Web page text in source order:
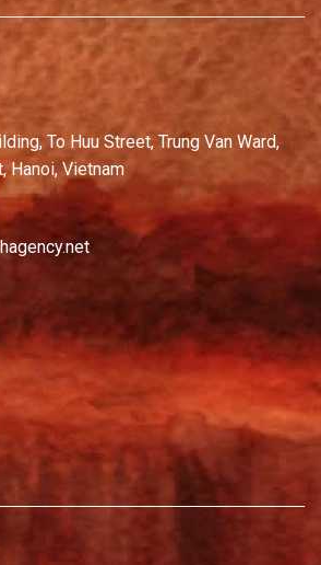
To Huu Street, Trung Van Ward,
Hanoi, Vietnam